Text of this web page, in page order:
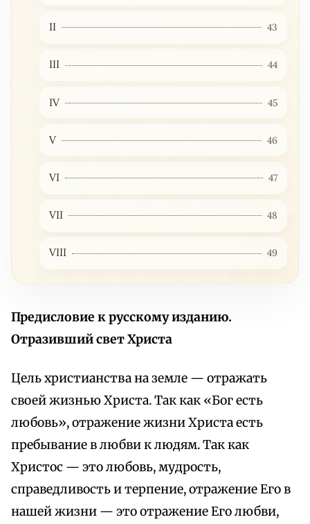
II 43
III 44
IV 45
V 46
VI 47
VII 48
VIII 49
Предисловие к русскому изданию.
Отразивший свет Христа
Цель христианства на земле — отражать
своей жизнью Христа. Так как «Бог есть
любовь», отражение жизни Христа есть
пребывание в любви к людям. Так как
Христос — это любовь, мудрость,
справедливость и терпение, отражение Его в
нашей жизни — это отражение Его любви,